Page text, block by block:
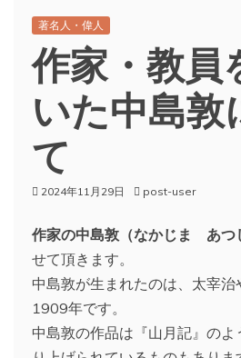
著名人・偉人
作家・教員
いた中島敦
て
2024年11月29日 post-user
作家の中島敦（なかじま あつ
せて頂きます。
中島敦が生まれたのは、太宰治
1909年です。
中島敦の作品は『山月記』のよ